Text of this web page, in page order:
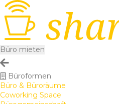
Büro mieten
Büroformen
Büro & Büroräume
Coworking Space